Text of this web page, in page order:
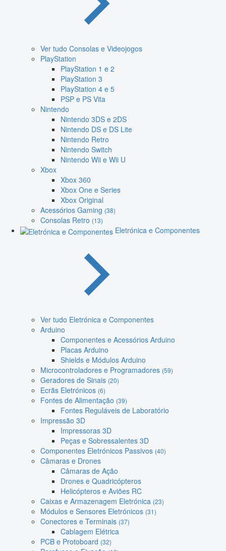
Ver tudo Consolas e Videojogos
PlayStation
PlayStation 1 e 2
PlayStation 3
PlayStation 4 e 5
PSP e PS Vita
Nintendo
Nintendo 3DS e 2DS
Nintendo DS e DS Lite
Nintendo Retro
Nintendo Switch
Nintendo Wii e Wii U
Xbox
Xbox 360
Xbox One e Series
Xbox Original
Acessórios Gaming (38)
Consolas Retro (13)
Eletrónica e Componentes
Ver tudo Eletrónica e Componentes
Arduino
Componentes e Acessórios Arduino
Placas Arduino
Shields e Módulos Arduino
Microcontroladores e Programadores (59)
Geradores de Sinais (20)
Ecrãs Eletrónicos (6)
Fontes de Alimentação (39)
Fontes Reguláveis de Laboratório
Impressão 3D
Impressoras 3D
Peças e Sobressalentes 3D
Componentes Eletrónicos Passivos (40)
Câmaras e Drones
Câmaras de Ação
Drones e Quadricópteros
Helicópteros e Aviões RC
Caixas e Armazenagem Eletrónica (23)
Módulos e Sensores Eletrónicos (31)
Conectores e Terminais (37)
Cablagem Elétrica
PCB e Protoboard (32)